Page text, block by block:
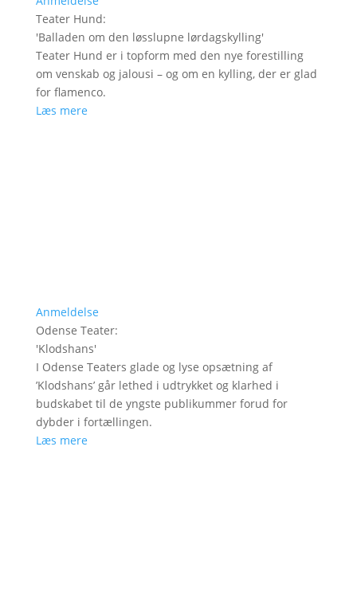
Teater Hund:
'Balladen om den løsslupne lørdagskylling'
Teater Hund er i topform med den nye forestilling
om venskab og jalousi – og om en kylling, der er glad
for flamenco.
Læs mere
Anmeldelse
Odense Teater:
'Klodshans'
I Odense Teaters glade og lyse opsætning af
’Klodshans’ går lethed i udtrykket og klarhed i
budskabet til de yngste publikummer forud for
dybder i fortællingen.
Læs mere